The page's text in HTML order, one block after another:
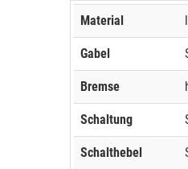
Material
Gabel
Bremse
Schaltung
Schalthebel